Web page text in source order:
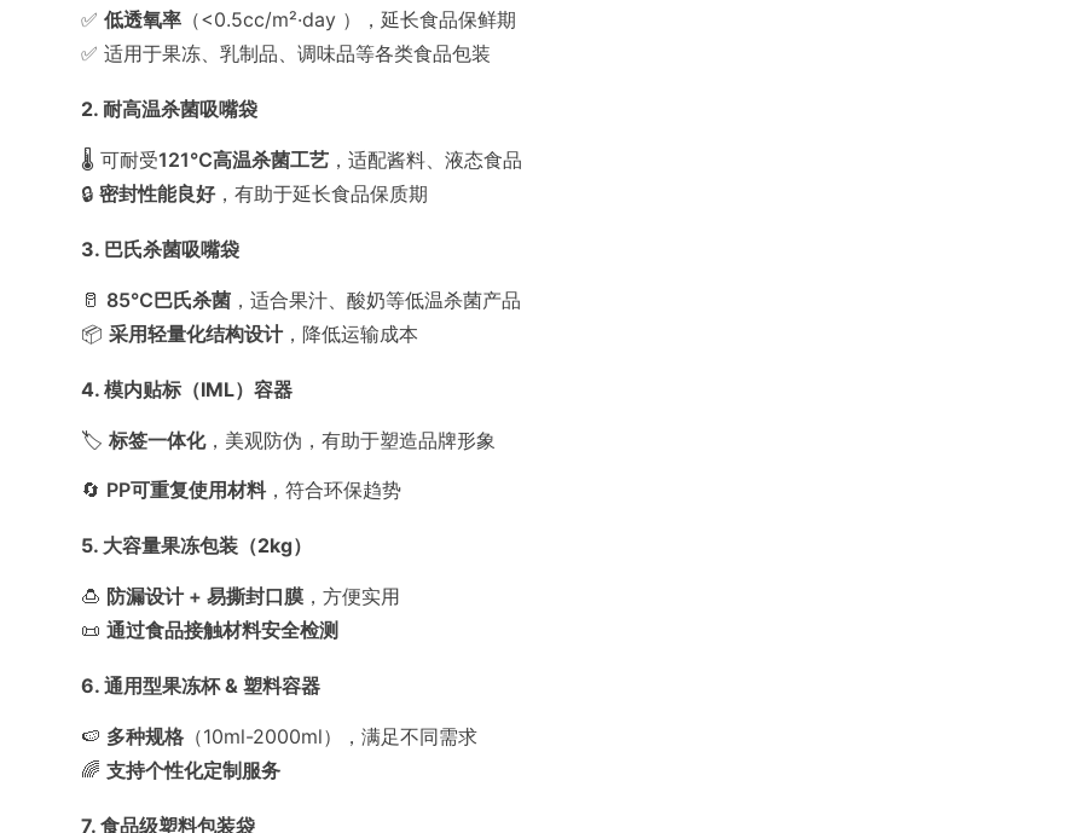
✅低透氧率 （<0.5cc/m²·day ），延长食品保鲜期
✅ 适用于果冻、乳制品、调味品等各类食品包装
2. 耐高温杀菌吸嘴袋
🌡️可耐受121℃高温杀菌工艺 ，适配酱料、液态食品
🔒密封性能良好，有助于延长食品保质期
3. 巴氏杀菌吸嘴袋
🥛 85℃巴氏杀菌 ，适合果汁、酸奶等低温杀菌产品
📦采用轻量化结构设计，降低运输成本
4. 模内贴标（IML）容器
🏷️标签一体化，美观防伪，有助于塑造品牌形象
🔄 PP可重复使用材料，符合环保趋势
5. 大容量果冻包装（2kg）
🍮 防漏设计 + 易撕封口膜 ，方便实用
📜通过食品接触材料安全检测
6. 通用型果冻杯 & 塑料容器
🍉 多种规格 （10ml-2000ml），满足不同需求
🌈支持个性化定制服务
7. 食品级塑料包装袋